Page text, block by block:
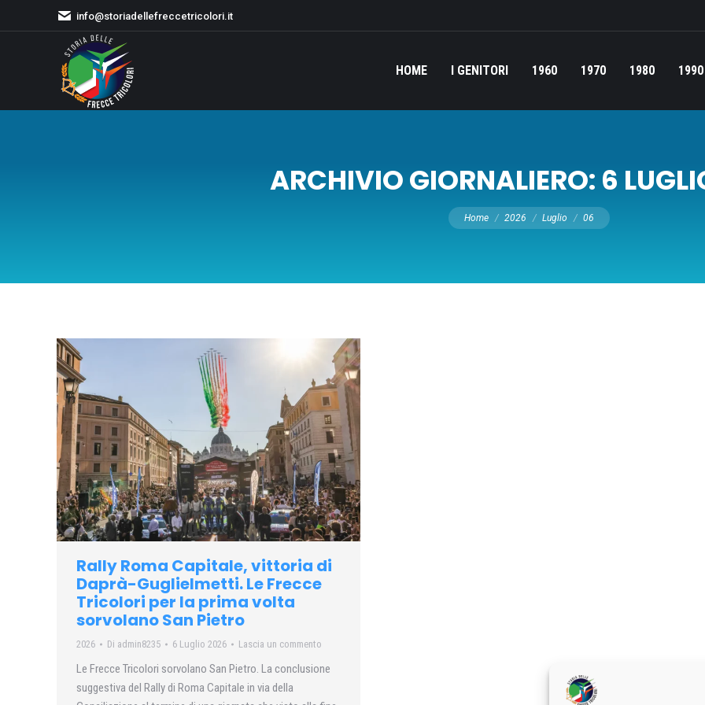
info@storiadellefreccetricolori.it
HOME I GENITORI 1960 1970 1980 1990
ARCHIVIO GIORNALIERO: 6
Tu sei qui:
Home 2026 Luglio 06
Rally Roma Capitale, vittoria di
Daprà-Guglielmetti. Le Frecce
Tricolori per la prima volta
sorvolano San Pietro
2026 Di admin8235 6 Luglio 2026 Lascia un commento
Le Frecce Tricolori sorvolano San Pietro. La conclusione
suggestiva del Rally di Roma Capitale in via della